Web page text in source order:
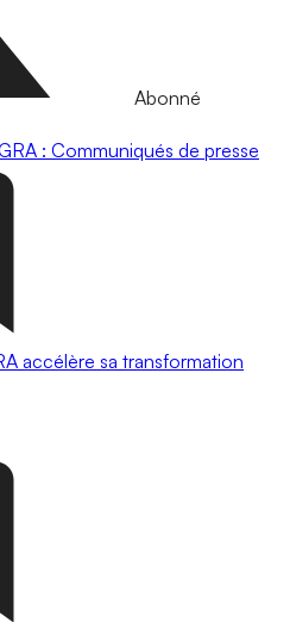
Abonné
: Communiqués de presse
accélère sa transformation